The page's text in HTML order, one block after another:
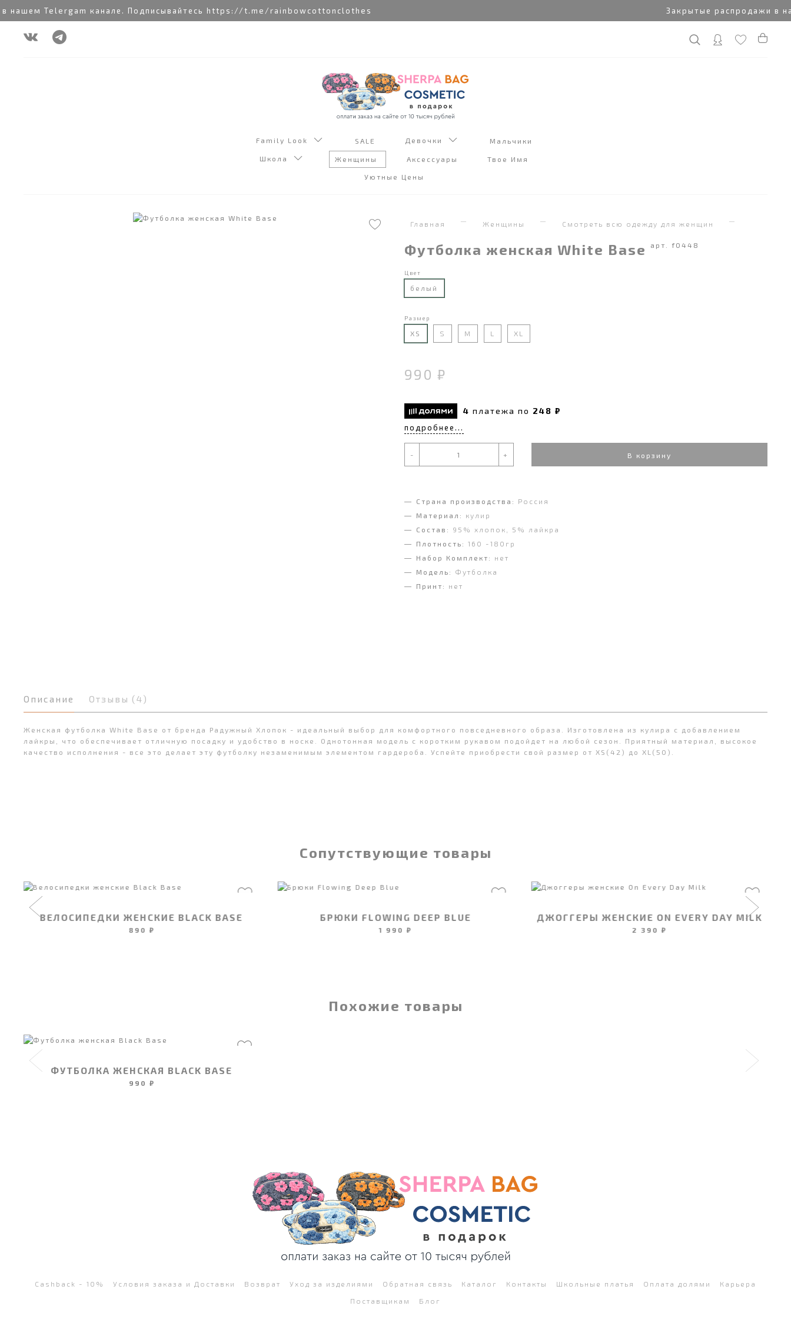
Telergam канале. Подписывайтесь https://t.me/rainbowcottonclothes Закрытые распродажи в
Family Look SALE Девочки Мальчики
Школа Женщины Аксессуары Твое Имя
Уютные Цены
Главная Женщины Смотреть всю одежду для женщин
Футболка женская White Base арт. f0448
Цвет
белый
Размер
XS S M L XL
990 ₽
4 платежа по 248 ₽
подробнее...
- + В корзину
Страна производства:
Россия
Материал:
кулир
Состав:
95% хлопок, 5% лайкра
Плотность: 160 -180гр
Набор Комплект:
нет
Модель:
Футболка
Принт:
нет
Описание Отзывы (4)
Женская футболка White Base от бренда Радужный Хлопок - идеальный выбор для комфортного повседневного образа. Изготовлена из кулира с добавлением
лайкры, что обеспечивает отличную посадку и удобство в носке. Однотонная модель с коротким рукавом подойдет на любой сезон. Приятный материал, высокое
качество исполнения - все это делает эту футболку незаменимым элементом гардероба. Успейте приобрести свой размер от XS(42) до XL(50).
Сопутствующие товары
ВЕЛОСИПЕДКИ ЖЕНСКИЕ BLACK BASE
890 ₽
БРЮКИ FLOWING DEEP BLUE
1 990 ₽
ДЖОГГЕРЫ ЖЕНСКИЕ ON EVERY DAY MILK
2 390 ₽
Похожие товары
ФУТБОЛКА ЖЕНСКАЯ BLACK BASE
990 ₽
Cashback - 10% Условия заказа и Доставки Возврат Уход за изделиями Обратная связь Каталог Контакты Школьные платья Оплата долями Карьера
Поставщикам Блог